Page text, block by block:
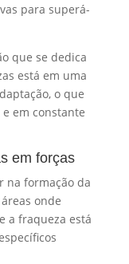
para superá-
que se dedica
está em uma
o que
em constante
em forças
na formação da
onde
a fraqueza está